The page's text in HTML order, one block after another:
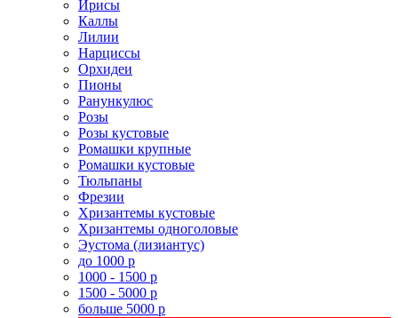
Ирисы
Каллы
Лилии
Нарциссы
Орхидеи
Пионы
Ранункулюс
Розы
Розы кустовые
Ромашки крупные
Ромашки кустовые
Тюльпаны
Фрезии
Хризантемы кустовые
Хризантемы одноголовые
Эустома (лизиантус)
до 1000 р
1000 - 1500 р
1500 - 5000 р
больше 5000 р